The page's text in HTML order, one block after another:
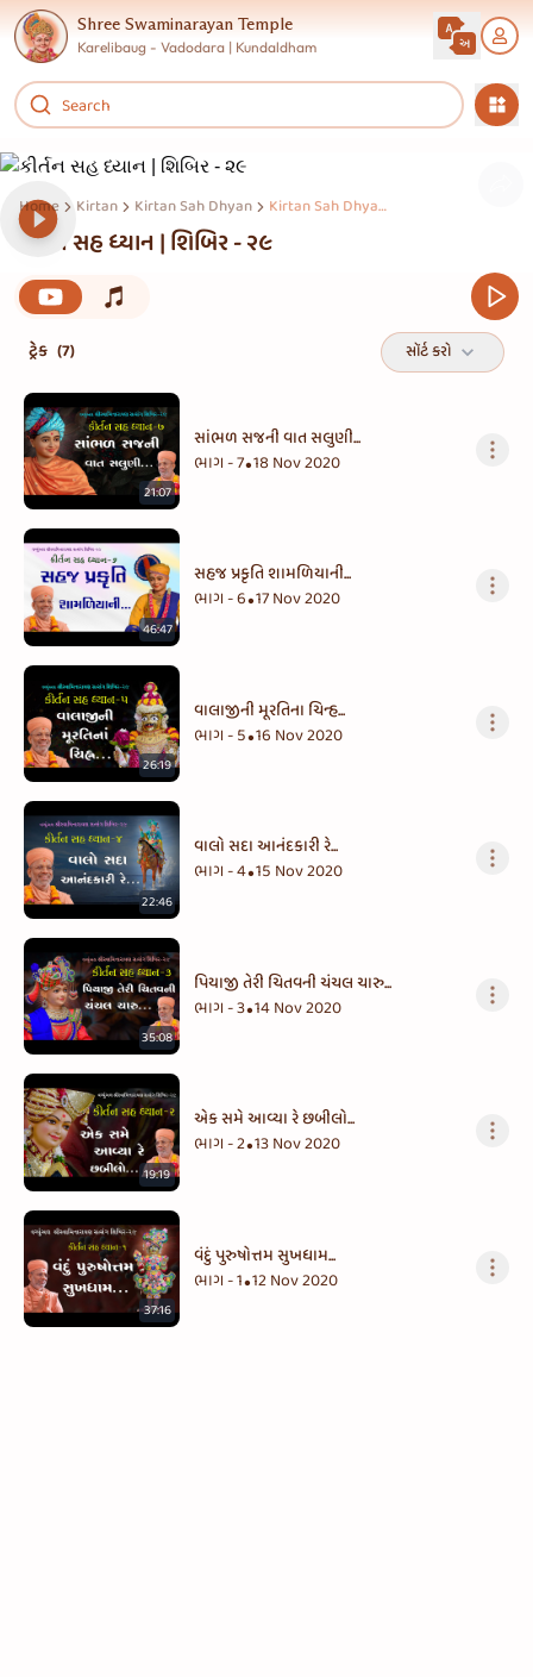
Shree Swaminarayan Temple
Karelibaug - Vadodara | Kundaldham
Home Kirtan Kirtan Sah Dhyan Kirtan Sah Dhyan Shibir 29
કીર્તન સહ ધ્યાન | શિબિર - ૨૯
ટ્રેક (7) સૉર્ટ કરો
21:07
સાંભળ સજની વાત સલુણી...
ભાગ - 7•18 Nov 2020
46:47
સહજ પ્રકૃતિ શામળિયાની...
ભાગ - 6•17 Nov 2020
26:19
વાલાજીની મૂરતિના ચિન્હ...
ભાગ - 5•16 Nov 2020
22:46
વાલો સદા આનંદકારી રે...
ભાગ - 4•15 Nov 2020
35:08
પિયાજી તેરી ચિતવની ચંચલ ચારુ...
ભાગ - 3•14 Nov 2020
19:19
એક સમે આવ્યા રે છબીલો...
ભાગ - 2•13 Nov 2020
37:16
વંદું પુરુષોત્તમ સુખધામ...
ભાગ - 1•12 Nov 2020